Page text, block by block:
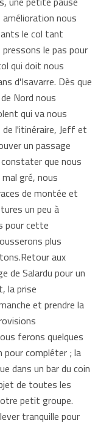
nous
le col tant
le pas pour
qui doit nous
d'Isavarre. Dès que
Nord nous
qui va nous
l'itinéraire, Jeff et
un passage
que nous
gré, nous
de montée et
un peu à
pour cette
plus
aux
de Salardu pour un
la prise
et prendre la
ferons quelques
compléter ; la
dans un bar du coin
de toutes les
petit groupe.
tranquille pour